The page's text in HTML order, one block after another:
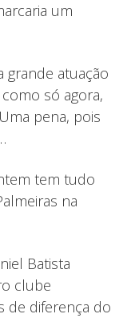
um
grande atuação
só agora,
pena, pois
tem tudo
na
Batista
clube
de diferença do